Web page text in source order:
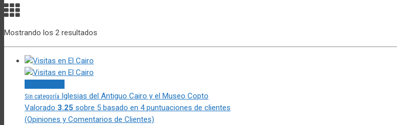
Mostrando los 2 resultados
Sin categoría Iglesias del Antiguo Cairo y el Museo Copto
Valorado 3.25 sobre 5 basado en 4puntuaciones de clientes
(Opiniones y Comentarios de Clientes)